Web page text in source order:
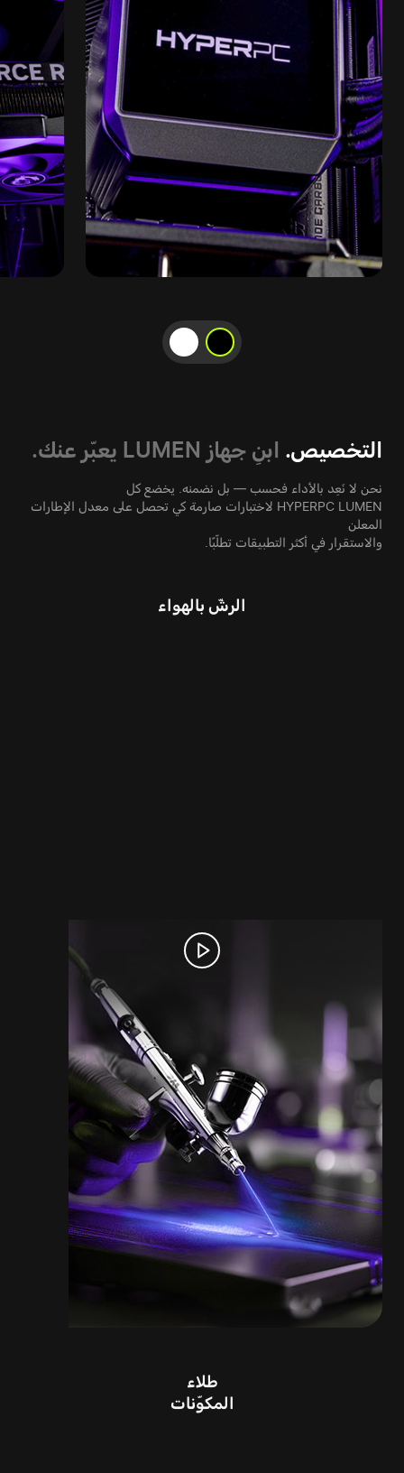
التخصيص. ابنِ جهاز LUMEN يعبّر عنك.
نحن لا نَعِد بالأداء فحسب — بل نضمنه. يخضع كل
HYPERPC LUMEN لاختبارات صارمة كي تحصل على معدل الإطارات
المعلن
والاستقرار في أكثر التطبيقات تطلّبًا.
الرشّ بالهواء
طلاء
المكوّنات